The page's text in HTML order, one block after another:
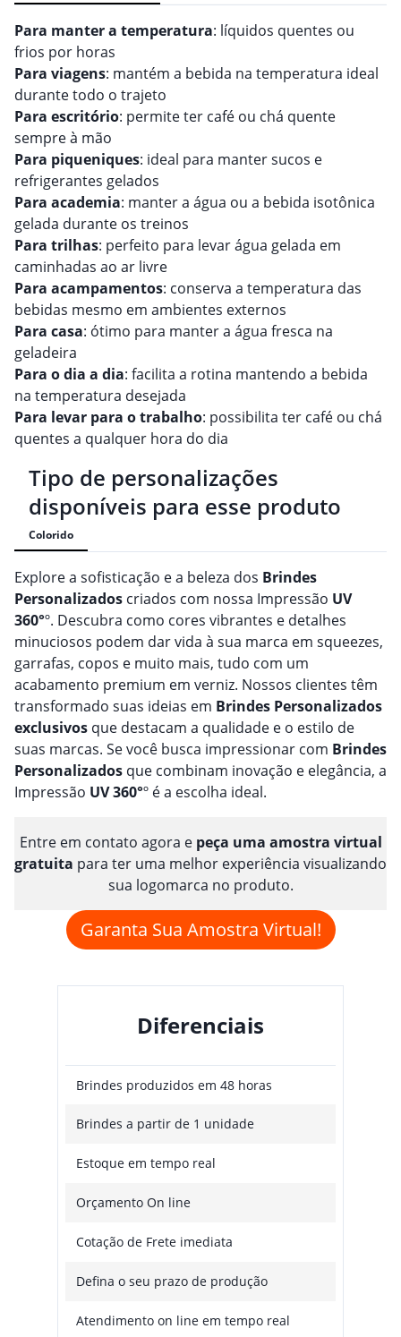
Para manter a temperatura: líquidos quentes ou
frios por horas
Para viagens: mantém a bebida na temperatura ideal
durante todo o trajeto
Para escritório: permite ter café ou chá quente
sempre à mão
Para piqueniques: ideal para manter sucos e
refrigerantes gelados
Para academia: manter a água ou a bebida isotônica
gelada durante os treinos
Para trilhas: perfeito para levar água gelada em
caminhadas ao ar livre
Para acampamentos: conserva a temperatura das
bebidas mesmo em ambientes externos
Para casa: ótimo para manter a água fresca na
geladeira
Para o dia a dia: facilita a rotina mantendo a bebida
na temperatura desejada
Para levar para o trabalho: possibilita ter café ou chá
quentes a qualquer hora do dia
Tipo de personalizações
disponíveis para esse produto
Colorido
Explore a sofisticação e a beleza dos Brindes
Personalizados criados com nossa Impressão UV
360°º. Descubra como cores vibrantes e detalhes
minuciosos podem dar vida à sua marca em squeezes,
garrafas, copos e muito mais, tudo com um
acabamento premium em verniz. Nossos clientes têm
transformado suas ideias em Brindes Personalizados
exclusivos que destacam a qualidade e o estilo de
suas marcas. Se você busca impressionar com Brindes
Personalizados que combinam inovação e elegância, a
Impressão UV 360°º é a escolha ideal.
Entre em contato agora e peça uma amostra virtual
gratuita para ter uma melhor experiência visualizando
sua logomarca no produto.
Garanta Sua Amostra Virtual!
Diferenciais
Brindes produzidos em 48 horas
Brindes a partir de 1 unidade
Estoque em tempo real
Orçamento On line
Cotação de Frete imediata
Defina o seu prazo de produção
Atendimento on line em tempo real